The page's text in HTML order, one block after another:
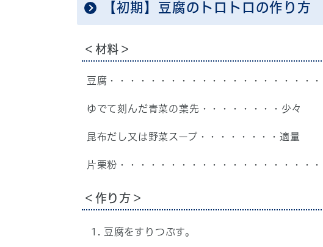
【初期】豆腐のトロトロの作り方
＜材料＞
豆腐・・・・・・・・・・・・・・・・・・・・
ゆでて刻んだ青菜の葉先・・・・・・・・少々
昆布だし又は野菜スープ・・・・・・・・適量
片栗粉・・・・・・・・・・・・・・・・・・・
＜作り方＞
豆腐をすりつぶす。